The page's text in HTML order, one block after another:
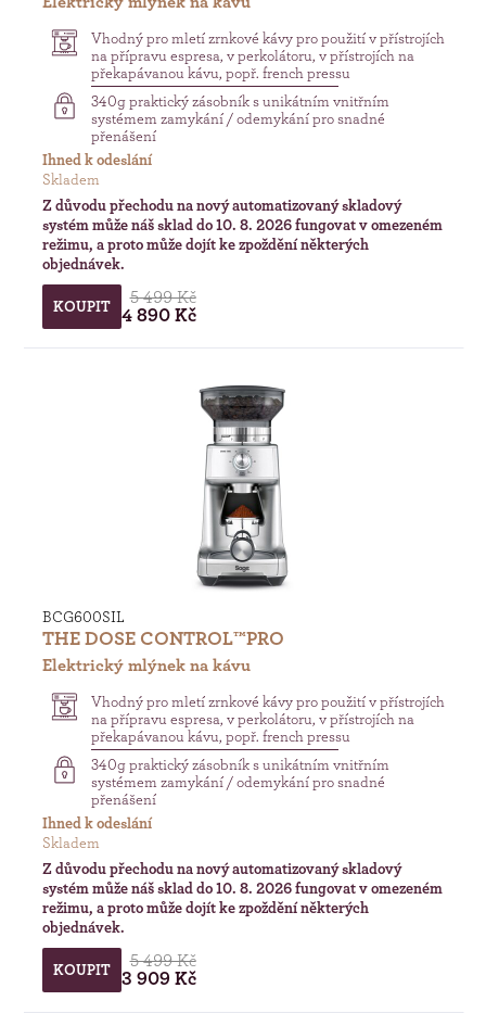
Vhodný pro mletí zrnkové kávy pro použití v přístrojích
na přípravu espresa, v perkolátoru, v přístrojích na
překapávanou kávu, popř. french pressu
340g praktický zásobník s unikátním vnitřním
systémem zamykání / odemykání pro snadné
přenášení
Ihned k odeslání
Skladem
Z důvodu přechodu na nový automatizovaný skladový
systém může náš sklad do 10. 8. 2026 fungovat v omezeném
režimu, a proto může dojít ke zpoždění některých
objednávek.
5 499 Kč
4 890 Kč
KOUPIT
BCG600SIL
THE DOSE CONTROL™PRO
Elektrický mlýnek na kávu
Vhodný pro mletí zrnkové kávy pro použití v přístrojích
na přípravu espresa, v perkolátoru, v přístrojích na
překapávanou kávu, popř. french pressu
340g praktický zásobník s unikátním vnitřním
systémem zamykání / odemykání pro snadné
přenášení
Ihned k odeslání
Skladem
Z důvodu přechodu na nový automatizovaný skladový
systém může náš sklad do 10. 8. 2026 fungovat v omezeném
režimu, a proto může dojít ke zpoždění některých
objednávek.
5 499 Kč
3 909 Kč
KOUPIT